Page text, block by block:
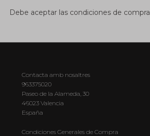
Debe aceptar las condiciones de compra
Contacta amb nosaltres
963375020
Paseo de la Alameda, 30
46023 Valencia
España
Condiciones Generales de Compra